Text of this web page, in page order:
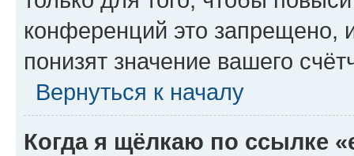
конференций это запрещено,
понизят значение вашего
Вернуться к началу
Когда я щёлкаю по ссылке